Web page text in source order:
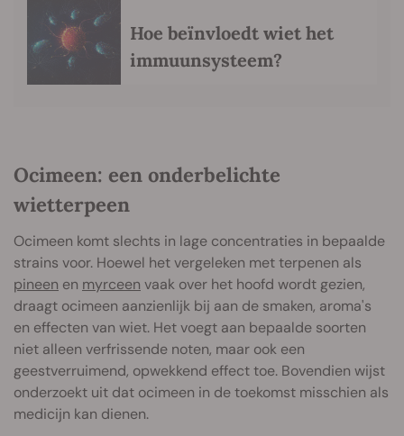
Hoe beïnvloedt wiet het
immuunsysteem?
Ocimeen: een onderbelichte
wietterpeen
Ocimeen komt slechts in lage concentraties in bepaalde
strains voor. Hoewel het vergeleken met terpenen als
pineen en myrceen vaak over het hoofd wordt gezien,
draagt ocimeen aanzienlijk bij aan de smaken, aroma's
en effecten van wiet. Het voegt aan bepaalde soorten
niet alleen verfrissende noten, maar ook een
geestverruimend, opwekkend effect toe. Bovendien wijst
onderzoekt uit dat ocimeen in de toekomst misschien als
medicijn kan dienen.